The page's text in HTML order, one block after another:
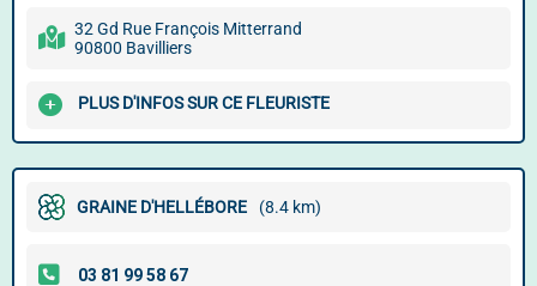
32 Gd Rue François Mitterrand
90800 Bavilliers
PLUS D'INFOS SUR CE FLEURISTE
GRAINE D'HELLÉBORE (8.4 km)